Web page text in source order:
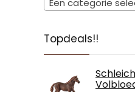
Een categorie
Topdeals!!